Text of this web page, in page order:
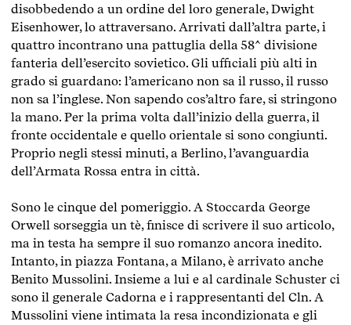
disobbedendo a un ordine del loro generale, Dwight
Eisenhower, lo attraversano. Arrivati dall’altra parte, i
quattro incontrano una pattuglia della 58^ divisione
fanteria dell’esercito sovietico. Gli ufficiali più alti in
grado si guardano: l’americano non sa il russo, il russo
non sa l’inglese. Non sapendo cos’altro fare, si stringono
la mano. Per la prima volta dall’inizio della guerra, il
fronte occidentale e quello orientale si sono congiunti.
Proprio negli stessi minuti, a Berlino, l’avanguardia
dell’Armata Rossa entra in città.
Sono le cinque del pomeriggio. A Stoccarda George
Orwell sorseggia un tè, finisce di scrivere il suo articolo,
ma in testa ha sempre il suo romanzo ancora inedito.
Intanto, in piazza Fontana, a Milano, è arrivato anche
Benito Mussolini. Insieme a lui e al cardinale Schuster ci
sono il generale Cadorna e i rappresentanti del Cln. A
Mussolini viene intimata la resa incondizionata e gli